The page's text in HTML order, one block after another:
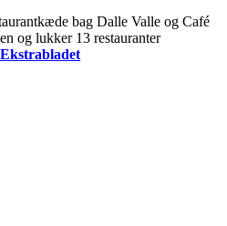
bag Dalle Valle og Café
og lukker 13 restauranter
Ekstrabladet